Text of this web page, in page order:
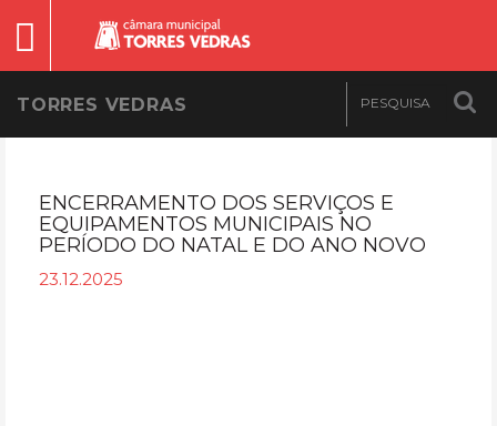
TORRES VEDRAS
ENCERRAMENTO DOS SERVIÇOS E
EQUIPAMENTOS MUNICIPAIS NO
PERÍODO DO NATAL E DO ANO NOVO
23.12.2025